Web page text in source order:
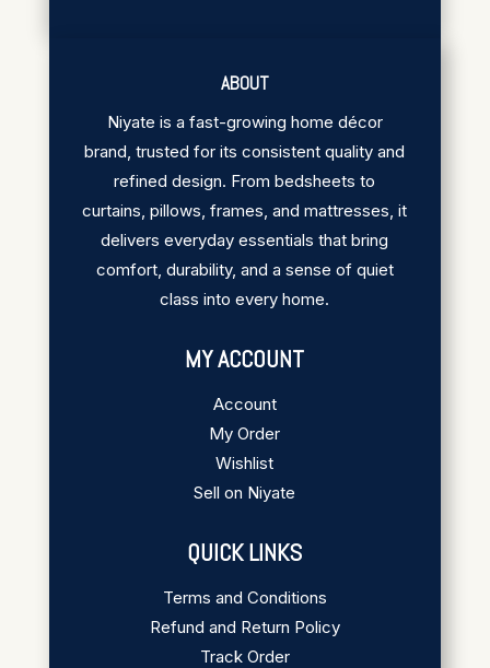
ABOUT
Niyate is a fast-growing home décor
brand, trusted for its consistent quality and
refined design. From bedsheets to
curtains, pillows, frames, and mattresses, it
delivers everyday essentials that bring
comfort, durability, and a sense of quiet
class into every home.
MY ACCOUNT
Account
My Order
Wishlist
Sell on Niyate
QUICK LINKS
Terms and Conditions
Refund and Return Policy
Track Order